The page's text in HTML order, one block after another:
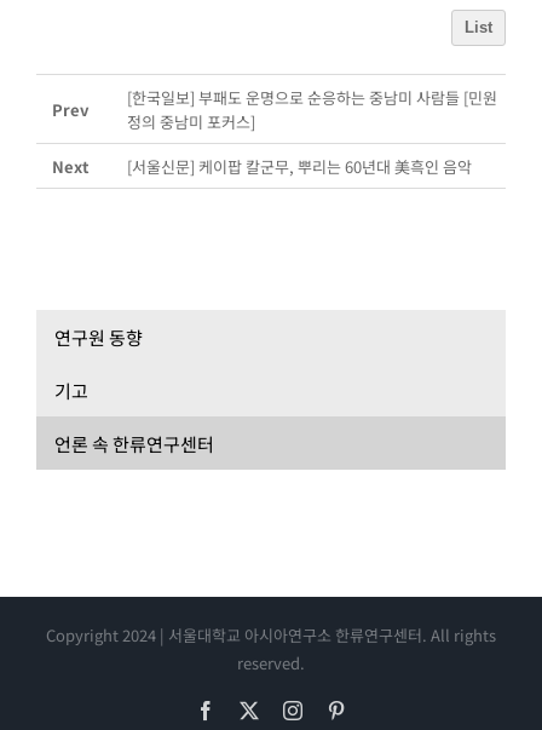
List
Prev
[한국일보] 부패도 운명으로 순응하는 중남미 사람들 [민원
정의 중남미 포커스]
Next
[서울신문] 케이팝 칼군무, 뿌리는 60년대 美흑인 음악
연구원 동향
기고
언론 속 한류연구센터
Copyright 2024 | 서울대학교 아시아연구소 한류연구센터. All rights
reserved.
Facebook Instagram